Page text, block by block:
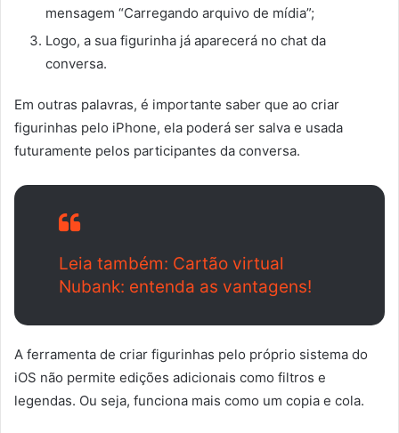
mensagem “Carregando arquivo de mídia”;
Logo, a sua figurinha já aparecerá no chat da
conversa.
Em outras palavras, é importante saber que ao criar
figurinhas pelo iPhone, ela poderá ser salva e usada
futuramente pelos participantes da conversa.
Leia também: Cartão virtual
Nubank: entenda as vantagens!
A ferramenta de criar figurinhas pelo próprio sistema do
iOS não permite edições adicionais como filtros e
legendas. Ou seja, funciona mais como um copia e cola.